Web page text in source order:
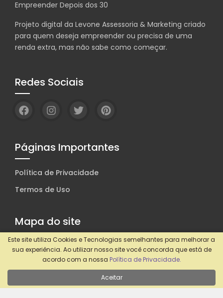
Empreender Depois dos 30
Projeto digital da Levone Assessoria & Marketing criado
para quem deseja empreender ou precisa de uma
renda extra, mas não sabe como começar.
Redes Sociais
Páginas Importantes
Política de Privacidade
Termos de Uso
Mapa do site
Confira aqui!
© Empreender Depois dos 30. Feito com Wolf WP.
Este site utiliza Cookies e Tecnologias semelhantes para melhorar a
sua experiência. Ao utilizar nosso site você concorda que está de
acordo com a nossa Política de Privacidade.
Aceitar